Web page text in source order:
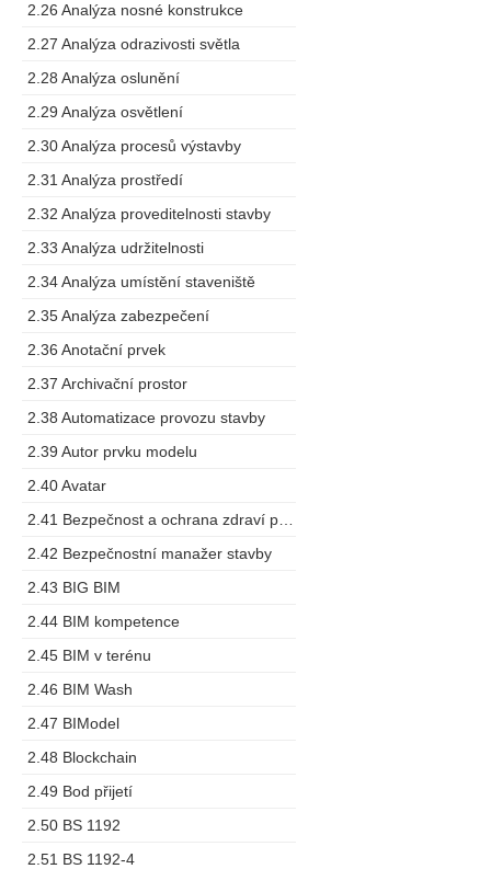
2.26 Analýza nosné konstrukce
2.27 Analýza odrazivosti světla
2.28 Analýza oslunění
2.29 Analýza osvětlení
2.30 Analýza procesů výstavby
2.31 Analýza prostředí
2.32 Analýza proveditelnosti stavby
2.33 Analýza udržitelnosti
2.34 Analýza umístění staveniště
2.35 Analýza zabezpečení
2.36 Anotační prvek
2.37 Archivační prostor
2.38 Automatizace provozu stavby
2.39 Autor prvku modelu
2.40 Avatar
2.42 Bezpečnostní manažer stavby
2.43 BIG BIM
2.44 BIM kompetence
2.45 BIM v terénu
2.46 BIM Wash
2.47 BIModel
2.48 Blockchain
2.49 Bod přijetí
2.50 BS 1192
2.51 BS 1192-4